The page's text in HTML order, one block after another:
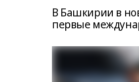
В Башкирии в
первые